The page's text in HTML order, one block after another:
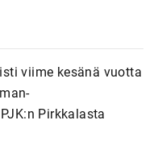
viime kesänä vuotta
Pirkkalasta